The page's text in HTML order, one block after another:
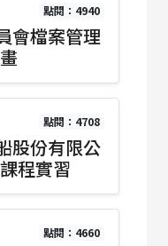
點閱：4940
會檔案管理
點閱：4708
股份有限公
程實習
點閱：4660